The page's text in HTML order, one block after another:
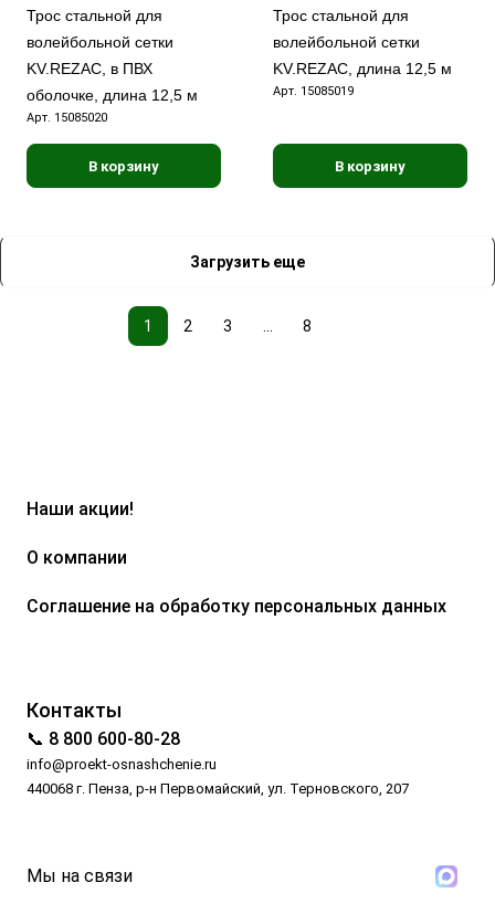
Трос стальной для
волейбольной сетки
KV.REZAC, в ПВХ
оболочке, длина 12,5 м
Арт. 15085020
В корзину
Трос стальной для
волейбольной сетки
KV.REZAC, длина 12,5 м
Арт. 15085019
В корзину
Загрузить еще
1 2 3 ... 8
Наши акции!
О компании
Соглашение на обработку персональных данных
Контакты
📞 8 800 600-80-28
info@proekt-osnashchenie.ru
440068 г. Пенза, р-н Первомайский, ул. Терновского, 207
Мы на связи